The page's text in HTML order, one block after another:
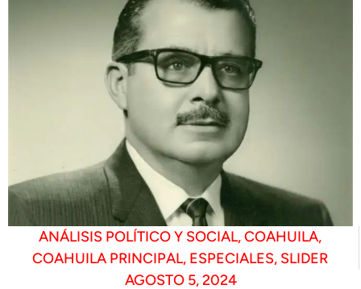
ANÁLISIS POLÍTICO Y SOCIAL,COAHUILA,
COAHUILA PRINCIPAL, ESPECIALES, SLIDER
AGOSTO 5, 2024